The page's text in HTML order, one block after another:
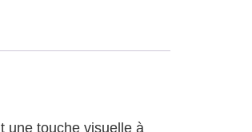
une touche visuelle à